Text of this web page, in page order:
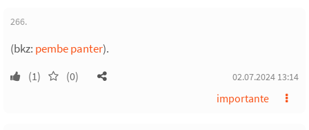
266.
(bkz: pembe panter).
(1) (0) 02.07.2024 13:14
importante